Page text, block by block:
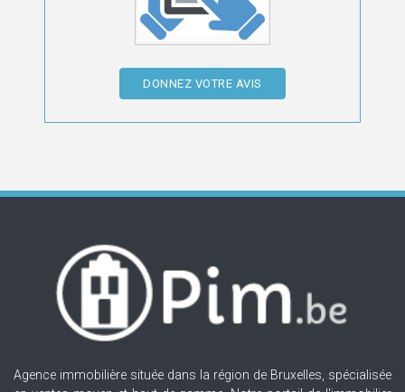
DONNEZ VOTRE AVIS
Agence immobilière située dans la région de Bruxelles, spécialisée